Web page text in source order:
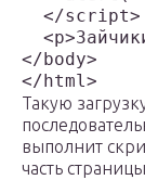
  </script>
</body>
</html>
Такую
выполнит
часть